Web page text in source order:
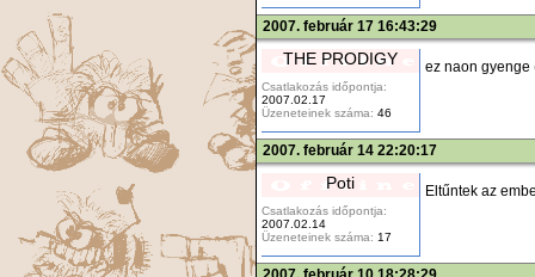
2007. február 17 16:43:29
THE PRODIGY
Csatlakozás időpontja:
2007.02.17
Üzeneteinek száma: 46
ez naon gyenge
2007. február 14 22:20:17
Poti
Csatlakozás időpontja:
2007.02.14
Üzeneteinek száma: 17
Eltűntek az